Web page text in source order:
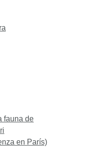
fauna de
en París)